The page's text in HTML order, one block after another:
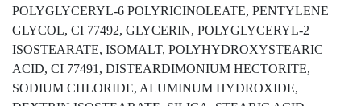
POLYGLYCERYL-6 POLYRICINOLEATE, PENTYLENE
GLYCOL, CI 77492, GLYCERIN, POLYGLYCERYL-2
ISOSTEARATE, ISOMALT, POLYHYDROXYSTEARIC
ACID, CI 77491, DISTEARDIMONIUM HECTORITE,
SODIUM CHLORIDE, ALUMINUM HYDROXIDE,